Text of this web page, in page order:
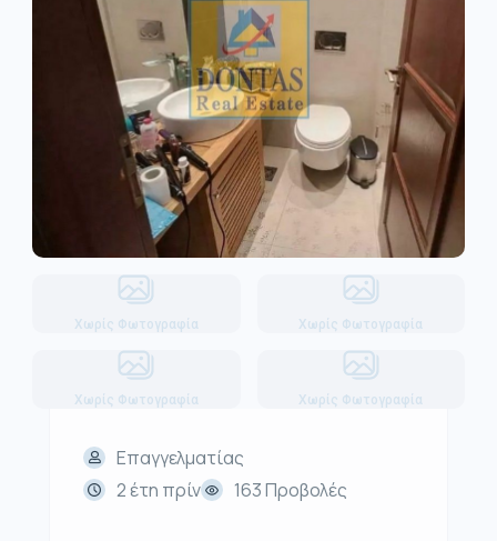
Χωρίς Φωτογραφία Χωρίς Φωτογραφία
Χωρίς Φωτογραφία Χωρίς Φωτογραφία
Επαγγελματίας
2 έτη πρίν
163 Προβολές